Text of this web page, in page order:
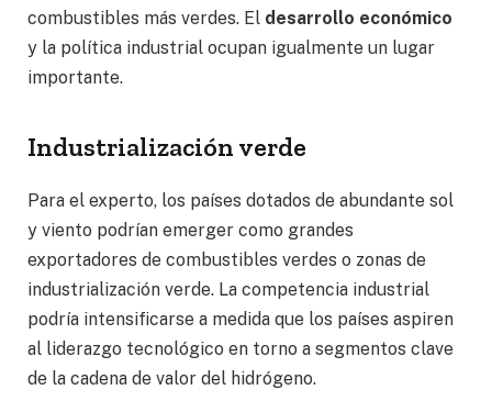
combustibles más verdes. El desarrollo económico
y la política industrial ocupan igualmente un lugar
importante.
Industrialización verde
Para el experto, los países dotados de abundante sol
y viento podrían emerger como grandes
exportadores de combustibles verdes o zonas de
industrialización verde. La competencia industrial
podría intensificarse a medida que los países aspiren
al liderazgo tecnológico en torno a segmentos clave
de la cadena de valor del hidrógeno.